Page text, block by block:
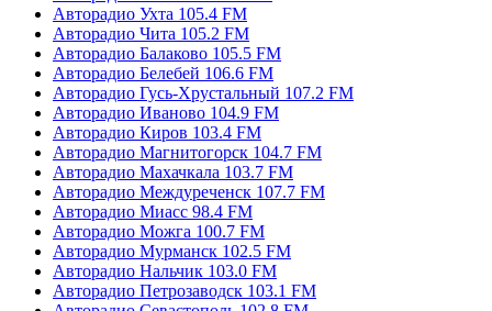
Авторадио Ухта 105.4 FM
Авторадио Чита 105.2 FM
Авторадио Балаково 105.5 FM
Авторадио Белебей 106.6 FM
Авторадио Гусь-Хрустальный 107.2 FM
Авторадио Иваново 104.9 FM
Авторадио Киров 103.4 FM
Авторадио Магнитогорск 104.7 FM
Авторадио Махачкала 103.7 FM
Авторадио Междуреченск 107.7 FM
Авторадио Миасс 98.4 FM
Авторадио Можга 100.7 FM
Авторадио Мурманск 102.5 FM
Авторадио Нальчик 103.0 FM
Авторадио Петрозаводск 103.1 FM